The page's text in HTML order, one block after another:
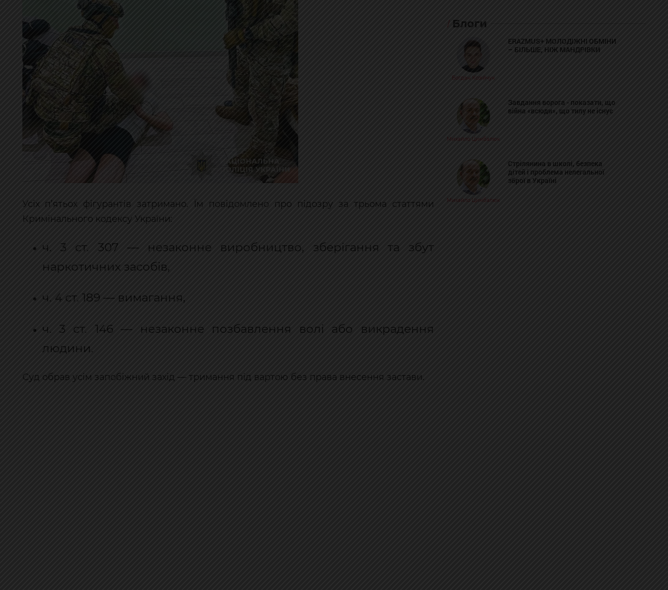
Усіх п’ятьох фігурантів затримано. Їм повідомлено про підозру за трьома статтями
Кримінального кодексу України:
ч. 3 ст. 307 — незаконне виробництво, зберігання та збут
наркотичних засобів,
ч. 4 ст. 189 — вимагання,
ч. 3 ст. 146 — незаконне позбавлення волі або викрадення
людини.
Суд обрав усім запобіжний захід — тримання під вартою без права внесення застави.
Блоги
Богдан Козійчук
ERAZMUS+ МОЛОДІЖНІ ОБМІНИ
– БІЛЬШЕ, НІЖ МАНДРІВКИ
Михайло Цимбалюк
Завдання ворога - показати, що
війна «всюди», що тилу не існує
Михайло Цимбалюк
Стрілянина в школі, безпека
дітей і проблема нелегальної
зброї в Україні